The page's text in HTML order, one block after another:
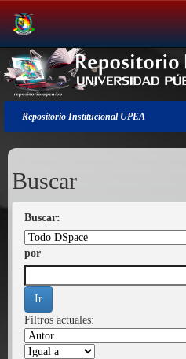
Salir
de
la
navegación
Repositorio Institucional UPEA
Buscar
Buscar:
por
Filtros actuales: